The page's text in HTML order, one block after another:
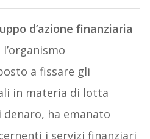
d’azione finanziaria
l’organismo
a fissare gli
in materia di lotta
ha emanato
i servizi finanziari